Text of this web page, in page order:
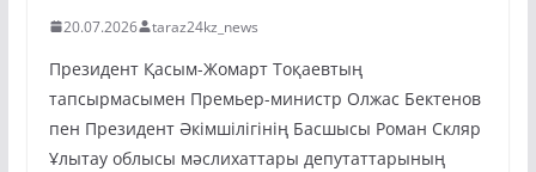
20.07.2026 taraz24kz_news
Президент Қасым-Жомарт Тоқаевтың
тапсырмасымен Премьер-министр Олжас Бектенов
пен Президент Әкімшілігінің Басшысы Роман Скляр
Ұлытау облысы мәслихаттары депутаттарының